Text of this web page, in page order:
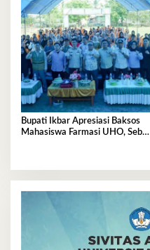
Bupati Ikbar Apresiasi Baksos
Mahasiswa Farmasi UHO, Sebut